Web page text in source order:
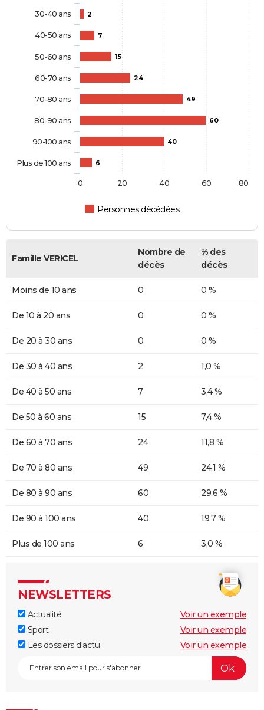
2
7
15
24
49
60
40
6
Personnes décédées
30-40 ans
40-50 ans
50-60 ans
60-70 ans
70-80 ans
80-90 ans
90-100 ans
Plus de 100 ans
0 20 40 60 80
Famille VERICEL
Nombre de
décès
% des
décès
Moins de 10 ans 0 0 %
De 10 à 20 ans 0 0 %
De 20 à 30 ans 0 0 %
De 30 à 40 ans 2 1,0 %
De 40 à 50 ans 7 3,4 %
De 50 à 60 ans 15 7,4 %
De 60 à 70 ans 24 11,8 %
De 70 à 80 ans 49 24,1 %
De 80 à 90 ans 60 29,6 %
De 90 à 100 ans 40 19,7 %
Plus de 100 ans 6 3,0 %
NEWSLETTERS
Actualité
Voir un exemple
Sport
Voir un exemple
Les dossiers d'actu
Voir un exemple